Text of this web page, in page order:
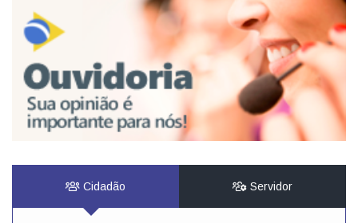
Cidadão Servidor